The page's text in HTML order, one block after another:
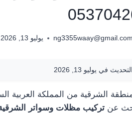
ng3355waay@gmail.com يوليو 13, 2026
في يوليو 13, 2026
الشرقية من المملكة
عن تركيب مظلات وسواتر